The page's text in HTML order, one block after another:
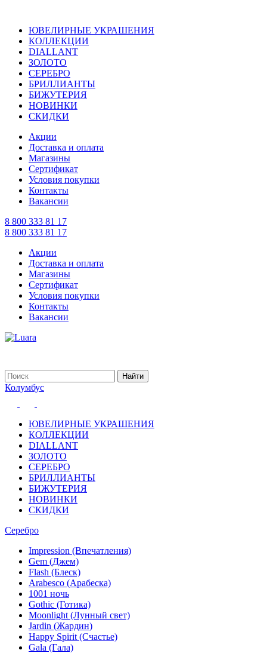
ЮВЕЛИРНЫЕ УКРАШЕНИЯ
КОЛЛЕКЦИИ
DIALLANT
ЗОЛОТО
СЕРЕБРО
БРИЛЛИАНТЫ
БИЖУТЕРИЯ
НОВИНКИ
СКИДКИ
Акции
Доставка и оплата
Магазины
Сертификат
Условия покупки
Контакты
Вакансии
8 800 333 81 17
8 800 333 81 17
Акции
Доставка и оплата
Магазины
Сертификат
Условия покупки
Контакты
Вакансии
Колумбус
ЮВЕЛИРНЫЕ УКРАШЕНИЯ
КОЛЛЕКЦИИ
DIALLANT
ЗОЛОТО
СЕРЕБРО
БРИЛЛИАНТЫ
БИЖУТЕРИЯ
НОВИНКИ
СКИДКИ
Серебро
Impression (Впечатления)
Gem (Джем)
Flash (Блеск)
Arabesco (Арабеска)
1001 ночь
Gothic (Готика)
Moonlight (Лунный свет)
Jardin (Жардин)
Happy Spirit (Счастье)
Gala (Гала)